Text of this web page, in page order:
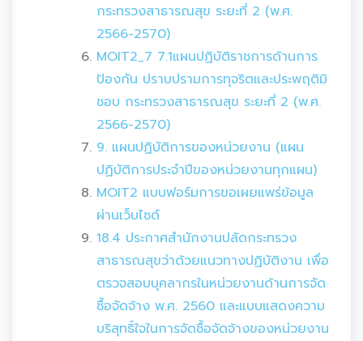
กระทรวงสาธารณสุข ระยะที่ 2 (พ.ศ.
2566-2570)
MOIT2_7 7.1แผนปฏิบัติราชการด้านการ
ป้องกัน ปราบปรามการทุจริตและประพฤติมิ
ชอบ กระทรวงสาธารณสุข ระยะที่ 2 (พ.ศ.
2566-2570)
9. แผนปฏิบัติการของหน่วยงาน (แผน
ปฏิบัติการประจำปีของหน่วยงานทุกแผน)
MOIT2 แบบฟอร์มการขอเผยแพร่ข้อมูล
ผ่านเว็บไซด์
18.4 ประกาศสำนักงานปลัดกระทรวง
สาธารณสุขว่าด้วยแนวทางปฏิบัติงาน เพื่อ
ตรวจสอบบุคลากรในหน่วยงานด้านการจัด
ซื้อจัดจ้าง พ.ศ. 2560 และแบบแสดงความ
บริสุทธิ์ใจในการจัดซื้อจัดจ้างของหน่วยงาน